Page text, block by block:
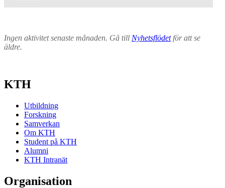
Ingen aktivitet senaste månaden. Gå till Nyhetsflödetför att se
äldre.
KTH
Utbildning
Forskning
Samverkan
Om KTH
Student på KTH
Alumni
KTH Intranät
Organisation